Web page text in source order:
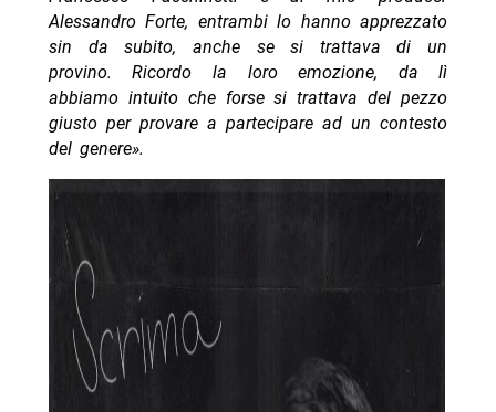
Alessandro Forte, entrambi lo hanno apprezzato
sin da subito, anche se si trattava di un
provino. Ricordo la loro emozione, da lì
abbiamo intuito che forse si trattava del pezzo
giusto per provare a partecipare ad un contesto
del genere».